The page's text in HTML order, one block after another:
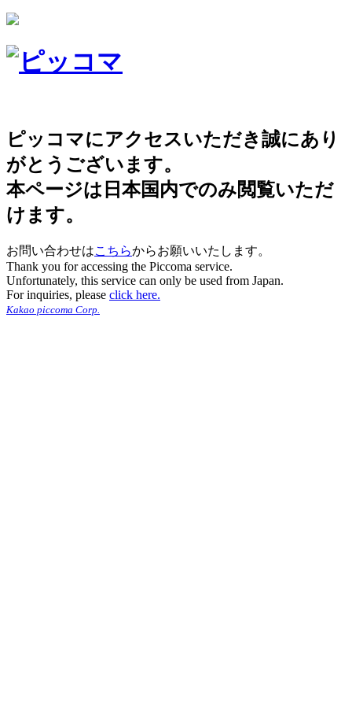
ピッコマにアクセスいただき誠にあり
がとうございます。
本ページは日本国内でのみ閲覧いただ
けます。
お問い合わせはこちらからお願いいたします。
Thank you for accessing the Piccoma service.
Unfortunately, this service can only be used from Japan.
For inquiries, please click here.
Kakao piccoma Corp.